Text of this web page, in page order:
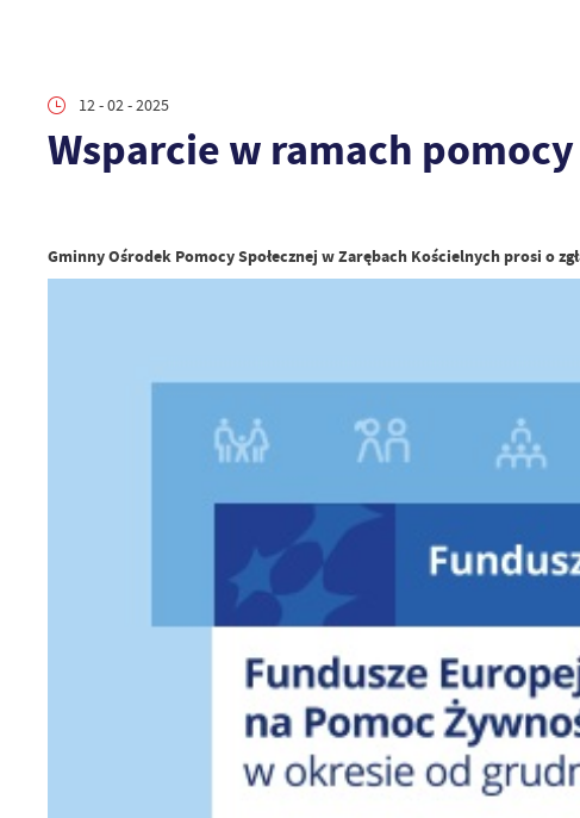
12 - 02 - 2025
Wsparcie w ramach
Gminny Ośrodek Pomocy Społecznej w Zarębach Kościelnych prosi o